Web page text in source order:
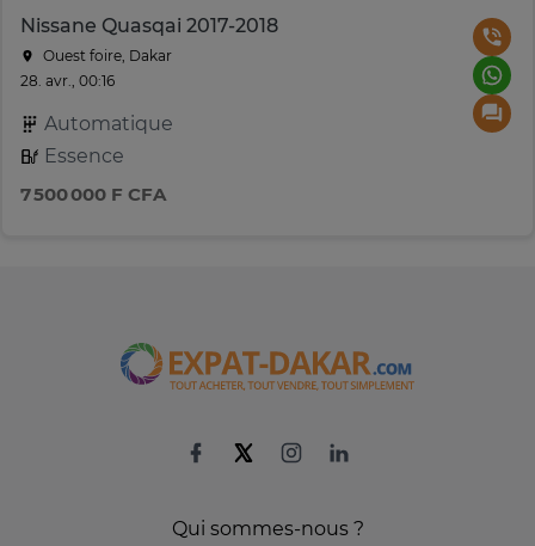
Nissane Quasqai 2017-2018
Ouest foire, Dakar
28. avr., 00:16
Automatique
Essence
7 500 000 F CFA
Qui sommes-nous ?